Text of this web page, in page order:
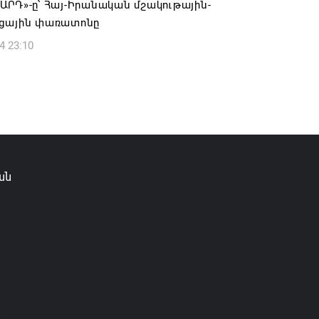
13:49ը՝ Հայ-Իրանական մշակութային-
փառատոնը
23:10